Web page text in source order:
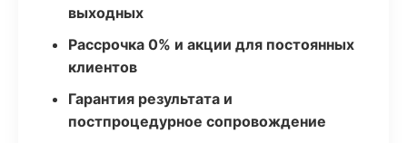
выходных
Рассрочка 0% и акции для постоянных
клиентов
Гарантия результата и
постпроцедурное сопровождение